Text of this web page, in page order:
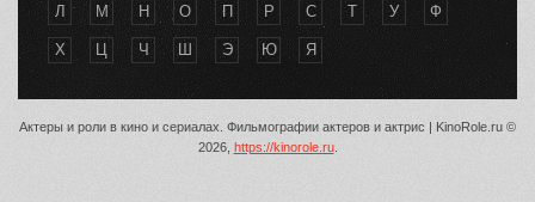
Л М Н О П Р С Т У Ф
Х Ц Ч Ш Э Ю Я
Актеры и роли в кино и сериалах. Фильмографии актеров и актрис | KinoRole.ru ©
2026, https://kinorole.ru.